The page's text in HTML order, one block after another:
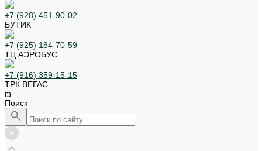
+7 (928) 451-90-02
БУТИК
+7 (925) 184-70-59
ТЦ АЭРОБУС
+7 (916) 359-15-15
ТРК ВЕГАС
Поиск